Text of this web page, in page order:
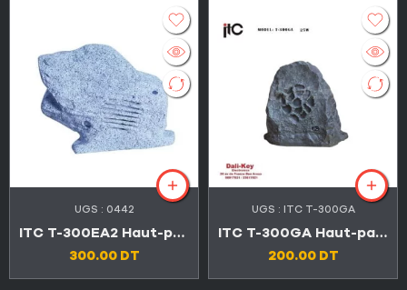
UGS : 0442
ITC T-300EA2 Haut-parleur de Jardin étanche en forme de rock 30W
300.00 DT
UGS : ITC T-300GA
ITC T-300GA Haut-parleur de Jardin en forme roche
200.00 DT